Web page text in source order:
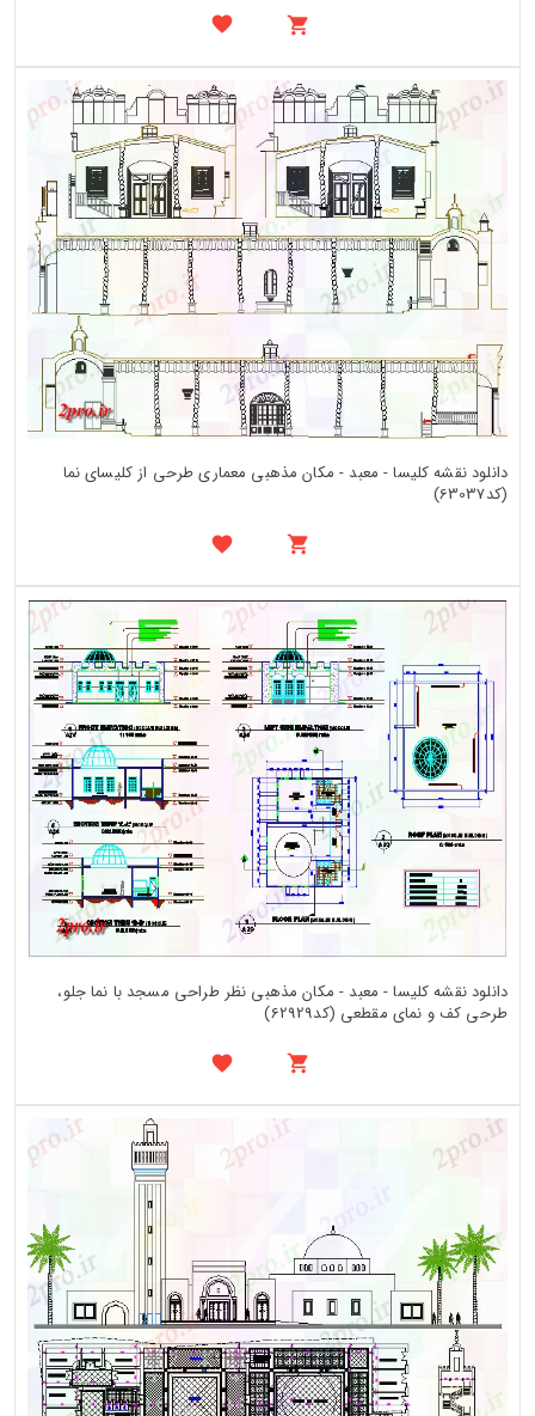
دانلود نقشه کلیسا - معبد - مکان مذهبی معماری طرحی از کلیسای نما
(کد63037)
دانلود نقشه کلیسا - معبد - مکان مذهبی نظر طراحی مسجد با نما جلو،
طرحی کف و نمای مقطعی (کد62929)